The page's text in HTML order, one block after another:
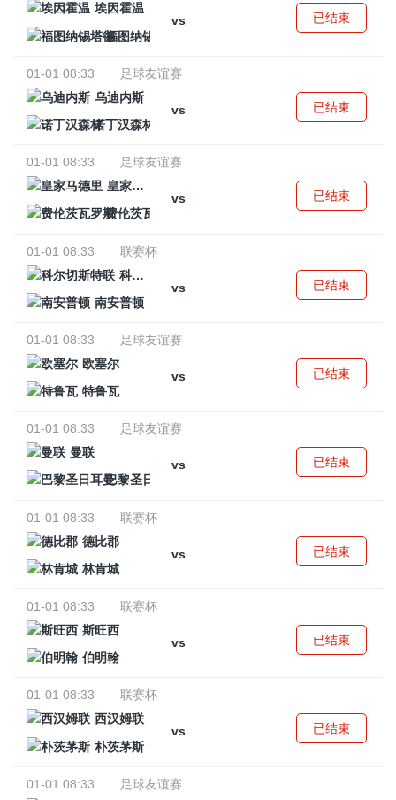
埃因霍温
vs
福图纳锡塔德
已结束
01-01 08:33
足球友谊赛
乌迪内斯
vs
诺丁汉森林
已结束
01-01 08:33
足球友谊赛
皇家马德里
vs
费伦茨瓦罗斯
已结束
01-01 08:33
联赛杯
科尔切斯特联
vs
南安普顿
已结束
01-01 08:33
足球友谊赛
欧塞尔
vs
特鲁瓦
已结束
01-01 08:33
足球友谊赛
曼联
vs
巴黎圣日耳曼
已结束
01-01 08:33
联赛杯
德比郡
vs
林肯城
已结束
01-01 08:33
联赛杯
斯旺西
vs
伯明翰
已结束
01-01 08:33
联赛杯
西汉姆联
vs
朴茨茅斯
已结束
01-01 08:33
足球友谊赛